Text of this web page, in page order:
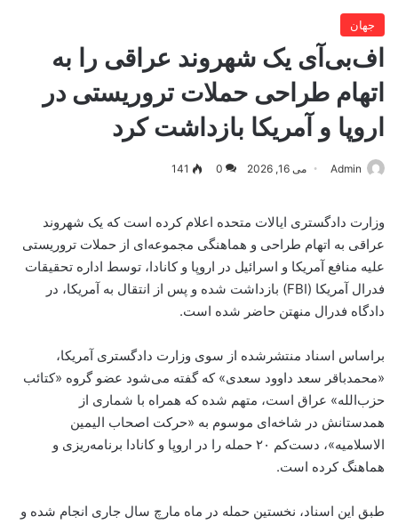
جهان
اف‌بی‌آی یک شهروند عراقی را به
اتهام طراحی حملات تروریستی در
اروپا و آمریکا بازداشت کرد
Admin می 16, 2026 0
141
وزارت دادگستری ایالات متحده اعلام کرده است که یک شهروند
عراقی به اتهام طراحی و هماهنگی مجموعه‌ای از حملات تروریستی
علیه منافع آمریکا و اسرائیل در اروپا و کانادا، توسط اداره تحقیقات
فدرال آمریکا (FBI) بازداشت شده و پس از انتقال به آمریکا، در
دادگاه فدرال منهتن حاضر شده است.
براساس اسناد منتشرشده از سوی وزارت دادگستری آمریکا،
«محمدباقر سعد داوود سعدی» که گفته می‌شود عضو گروه «کتائب
حزب‌الله» عراق است، متهم شده که همراه با شماری از
همدستانش در شاخه‌ای موسوم به «حرکت اصحاب الیمین
الاسلامیه»، دست‌کم ۲۰ حمله را در اروپا و کانادا برنامه‌ریزی و
هماهنگ کرده است.
طبق این اسناد، نخستین حمله در ماه مارچ سال جاری انجام شده و